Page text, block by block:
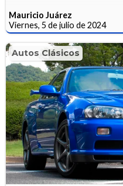
Mauricio Juárez
Viernes, 5 de julio de 2024
Autos Clásicos